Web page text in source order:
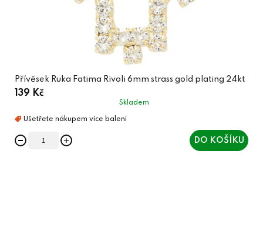
Přívěsek Ruka Fatima Rivoli 6mm strass gold plating 24kt
139 Kč
Skladem
DO KOŠÍKU